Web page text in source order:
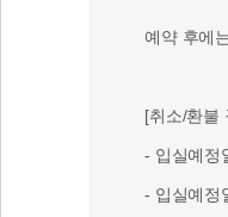
예약 후에
[취소/환불
- 입실예
- 입실예